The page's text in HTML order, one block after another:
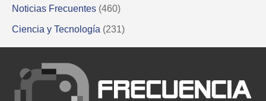
Noticias Frecuentes (460)
Ciencia y Tecnología (231)